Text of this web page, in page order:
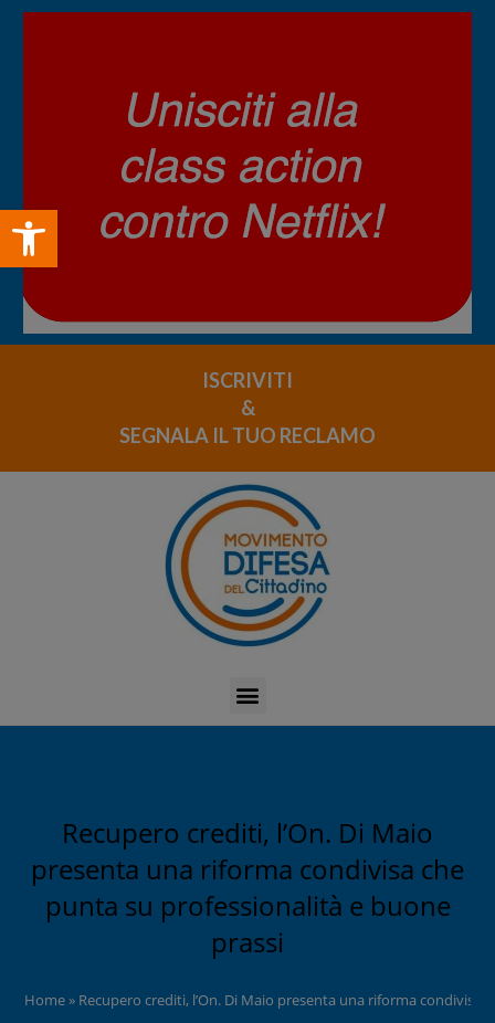
Open toolbar
ISCRIVITI
&
SEGNALA IL TUO RECLAMO
Recupero crediti, l’On. Di Maio
presenta una riforma condivisa che
punta su professionalità e buone
prassi
Home» Recupero crediti, l’On. Di Maio presenta una riforma